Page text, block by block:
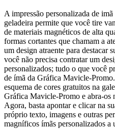
A impressão personalizada de imã
geladeira permite que você tire
de materiais magnéticos de alta
formas cortantes que chamam a
um design atraente para destacar
você não precisa contratar um
personalizados; tudo o que você
de ímã da Gráfica Mavicle-
esquema de cores gratuitos na
Gráfica Mavicle-Promo e abra-os
Agora, basta apontar e clicar na
próprio texto, imagens e outras
magníficos ímãs personalizados a